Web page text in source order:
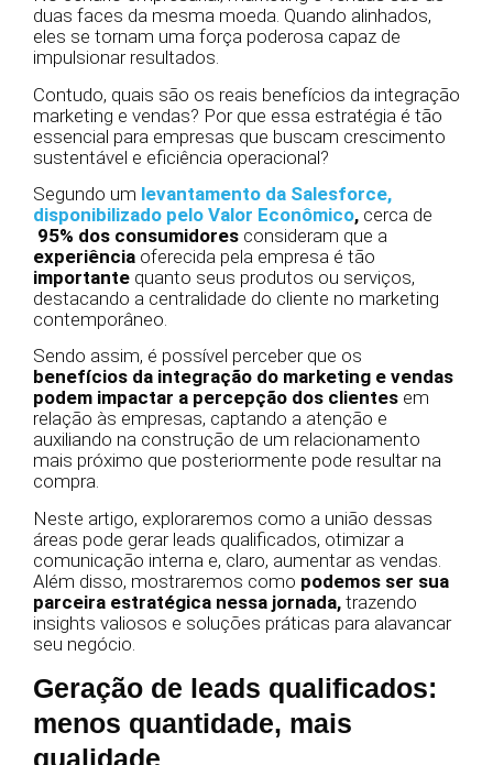
duas faces da mesma moeda. Quando alinhados,
eles se tornam uma força poderosa capaz de
impulsionar resultados.
Contudo, quais são os reais benefícios da integração
marketing e vendas? Por que essa estratégia é tão
essencial para empresas que buscam crescimento
sustentável e eficiência operacional?
Segundo um levantamento da Salesforce,
disponibilizado pelo Valor Econômico, cerca de
95% dos consumidores consideram que a
experiência oferecida pela empresa é tão
importante quanto seus produtos ou serviços,
destacando a centralidade do cliente no marketing
contemporâneo.
Sendo assim, é possível perceber que os
benefícios da integração do marketing e vendas
podem impactar a percepção dos clientes em
relação às empresas, captando a atenção e
auxiliando na construção de um relacionamento
mais próximo que posteriormente pode resultar na
compra.
Neste artigo, exploraremos como a união dessas
áreas pode gerar leads qualificados, otimizar a
comunicação interna e, claro, aumentar as vendas.
Além disso, mostraremos como podemos ser sua
parceira estratégica nessa jornada, trazendo
insights valiosos e soluções práticas para alavancar
seu negócio.
Geração de leads qualificados:
menos quantidade, mais
qualidade